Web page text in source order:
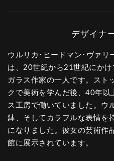
ウルリカ･ヒードマン･ヴァリ
は、20世紀から21世紀にか
ガラス作家の一人です。スト
クで美術を学んだ後、40年以
ス工房で働いていました。ウ
鉢、そしてカラフルな表情を
になりました。彼女の芸術作
館に展示されています。